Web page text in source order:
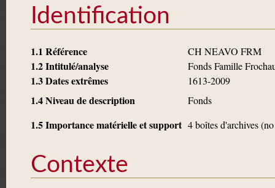
Identification
1.1 Référence CH NEAVO FRM
1.2 Intitulé/analyse Fonds Famille
1.3 Dates extrêmes 1613-2009
1.4 Niveau de description Fonds
1.5 Importance matérielle et support 4 boîtes d'archives
Contexte